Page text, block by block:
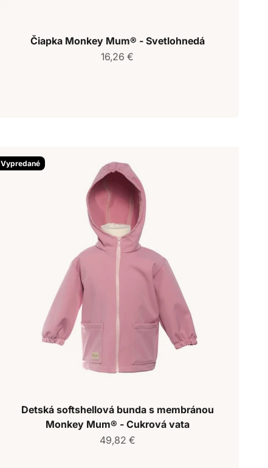
Čiapka Monkey Mum® - Svetlohnedá
Predajná cena
16,26 €
Vypredané
Detská softshellová bunda s membránou
Monkey Mum® - Cukrová vata
Predajná cena
49,82 €